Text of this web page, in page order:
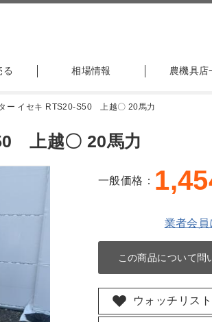
る 相場情報 農機具店
ー イセキ RTS20-S50 上越〇 20馬力
上越〇 20馬力
一般価格：
業者会員
この商品について問
ウォッチリス